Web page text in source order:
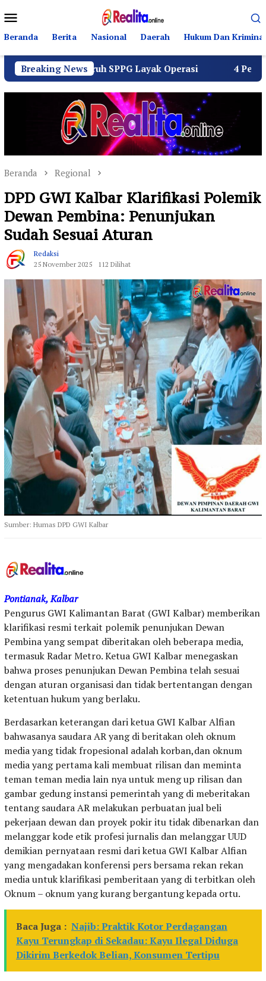
ke
kontenMobile
Beranda Berita Nasional Daerah Hukum Dan Kriminal
Breaking News
SPPG Layak Operasi 4 Pemuda Bungur
Beranda Regional
DPD GWI Kalbar Klarifikasi Polemik
Dewan Pembina: Penunjukan
Sudah Sesuai Aturan
Redaksi
25 November 2025
112 Dilihat
Sumber: Humas DPD GWI Kalbar
Pontianak, Kalbar
Pengurus GWI Kalimantan Barat (GWI Kalbar) memberikan
klarifikasi resmi terkait polemik penunjukan Dewan
Pembina yang sempat diberitakan oleh beberapa media,
termasuk Radar Metro. Ketua GWI Kalbar menegaskan
bahwa proses penunjukan Dewan Pembina telah sesuai
dengan aturan organisasi dan tidak bertentangan dengan
ketentuan hukum yang berlaku.
Berdasarkan keterangan dari ketua GWI Kalbar Alfian
bahwasanya saudara AR yang di beritakan oleh oknum
media yang tidak fropesional adalah korban,dan oknum
media yang pertama kali membuat rilisan dan meminta
teman teman media lain nya untuk meng up rilisan dan
gambar gedung instansi pemerintah yang di meberitakan
tentang saudara AR melakukan perbuatan jual beli
pekerjaan dewan dan proyek pokir itu tidak dibenarkan dan
melanggar kode etik profesi jurnalis dan melanggar UUD
demikian pernyataan resmi dari ketua GWI Kalbar Alfian
yang mengadakan konferensi pers bersama rekan rekan
media untuk klarifikasi pemberitaan yang di terbitkan oleh
Oknum – oknum yang kurang bergantung kepada ortu.
Baca Juga : Najib: Praktik Kotor Perdagangan
Kayu Terungkap di Sekadau: Kayu Ilegal Diduga
Dikirim Berkedok Belian, Konsumen Tertipu